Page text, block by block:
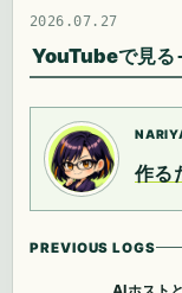
い。
2026.07.27
YouTubeで見る
作る
PREVIOUS LOGS